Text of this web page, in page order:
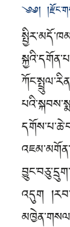
༄༅།
འདུག